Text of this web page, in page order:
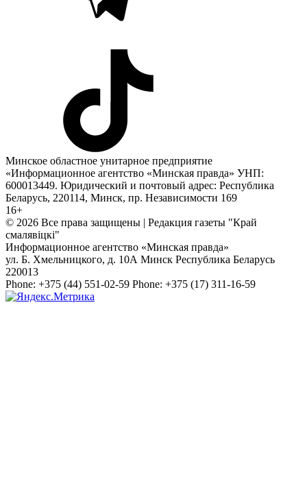
Минское областное унитарное предприятие
«Информационное агентство «Минская правда» УНП:
600013449. Юридический и почтовый адрес: Республика
Беларусь, 220114, Минск, пр. Независимости 169
16+
© 2026 Все права защищены | Редакция газеты "Край
смалявiцкi"
Информационное агентство «Минская правда»
ул. Б. Хмельницкого, д. 10А Минск Республика Беларусь
220013
Phone: +375 (44) 551-02-59 Phone: +375 (17) 311-16-59